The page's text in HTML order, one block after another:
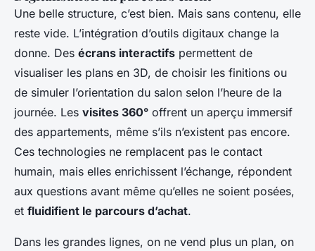
Une belle structure, c’est bien. Mais sans contenu, elle
reste vide. L’intégration d’outils digitaux change la
donne. Des écrans interactifs permettent de
visualiser les plans en 3D, de choisir les finitions ou
de simuler l’orientation du salon selon l’heure de la
journée. Les visites 360° offrent un aperçu immersif
des appartements, même s’ils n’existent pas encore.
Ces technologies ne remplacent pas le contact
humain, mais elles enrichissent l’échange, répondent
aux questions avant même qu’elles ne soient posées,
et fluidifient le parcours d’achat.
Dans les grandes lignes, on ne vend plus un plan, on